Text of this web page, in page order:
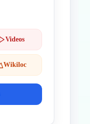
Videos
Wikiloc